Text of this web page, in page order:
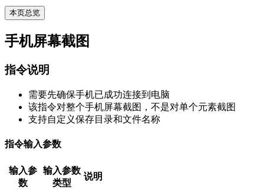
本页总览
手机屏幕截图
指令说明
需要先确保手机已成功连接到电脑
该指令对整个手机屏幕截图，不是对单个元素截图
支持自定义保存目录和文件名称
指令输入参数
输入参
数
输入参数
类型
说明